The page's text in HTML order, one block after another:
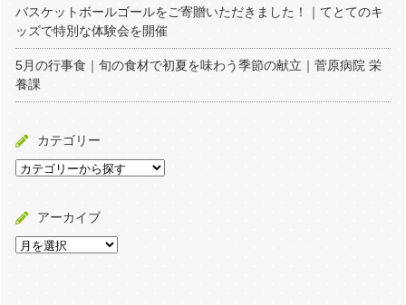
バスケットボールゴールをご寄贈いただきました！｜てとてのキ
ッズで特別な体験会を開催
5月の行事食｜旬の食材で初夏を味わう季節の献立｜菅原病院 栄
養課
カテゴリー
アーカイブ